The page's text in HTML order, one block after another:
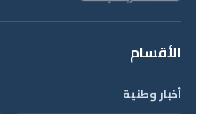
الأقسام
أخبار وطنية